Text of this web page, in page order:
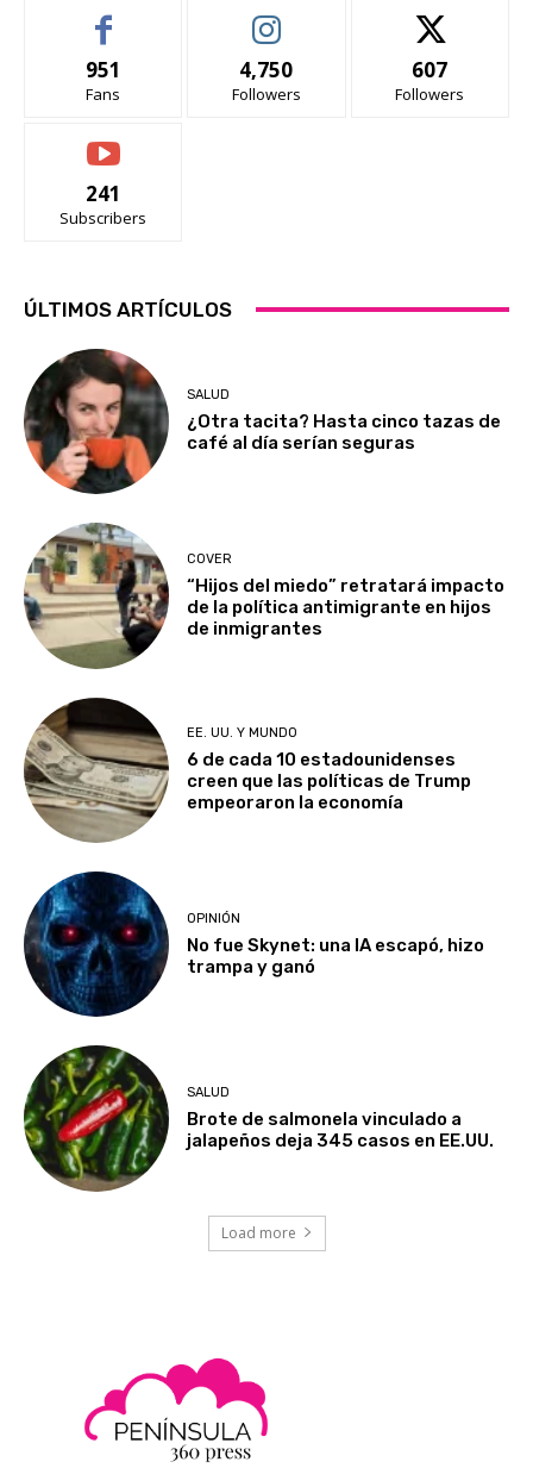
951
Fans
4,750
Followers
607
Followers
241
Subscribers
ÚLTIMOS ARTÍCULOS
SALUD
¿Otra tacita? Hasta cinco tazas de
café al día serían seguras
COVER
“Hijos del miedo” retratará impacto
de la política antimigrante en hijos
de inmigrantes
EE. UU. Y MUNDO
6 de cada 10 estadounidenses
creen que las políticas de Trump
empeoraron la economía
OPINIÓN
No fue Skynet: una IA escapó, hizo
trampa y ganó
SALUD
Brote de salmonela vinculado a
jalapeños deja 345 casos en EE.UU.
Load more